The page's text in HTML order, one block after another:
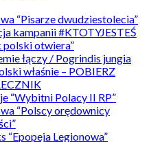
“Pisarze dwudziestolecia”
kampanii #KTOTYJESTEŚ
polski otwiera”
łączy / Pogrindis jungia
właśnie – POBIERZ
“Wybitni Polacy II RP”
“Polscy orędownicy
“Epopeja Legionowa”